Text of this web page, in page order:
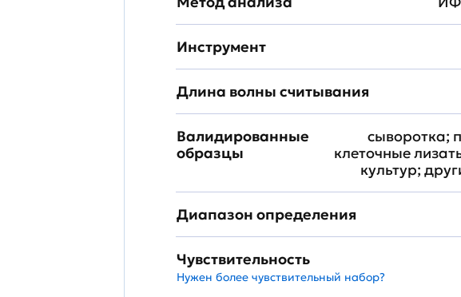
Инструмент
Длина волны считывания
Валидированные
образцы
сыворотка;
клеточные
культур;
Диапазон определения
Чувствительность
Нужен более чувствительный набор?